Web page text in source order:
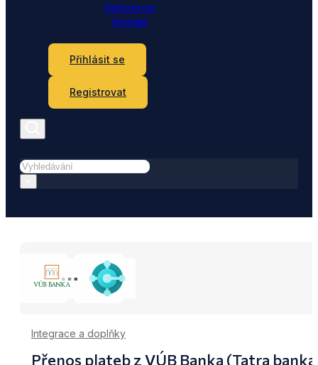
Reference
Kontakt
Přihlásit se
Registrovat
Hledat
Integrace a doplňky
Přenos plateb z VÚB Banka (Tatra